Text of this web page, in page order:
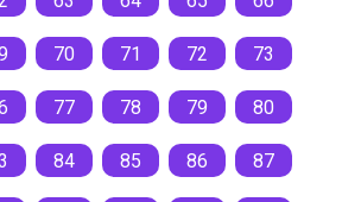
70 71 72 73
77 78 79 80
84 85 86 87